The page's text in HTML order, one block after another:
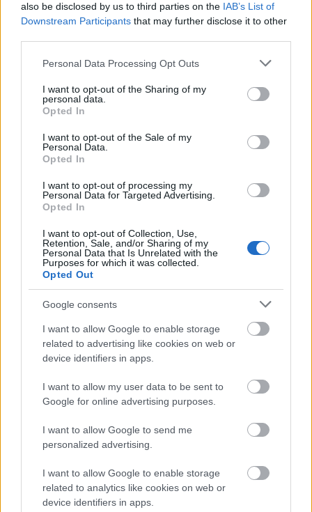
also be disclosed by us to third parties on the IAB’s List of
Downstream Participants that may further disclose it to other
Please note that this website/app uses one or more Google
not limited to your visit or usage behaviour. You may click to
grant or deny consent to Google and its third-party tags to
use your data for below specified purposes in below Google
consent section.
Personal Data Processing Opt Outs
I want to opt-out of the Sharing of my
personal data.
Opted In
I want to opt-out of the Sale of my
Personal Data.
Opted In
I want to opt-out of processing my
Personal Data for Targeted Advertising.
Opted In
I want to opt-out of Collection, Use,
Retention, Sale, and/or Sharing of my
Personal Data that Is Unrelated with the
Purposes for which it was collected.
Opted Out
Google consents
I want to allow Google to enable storage
related to advertising like cookies on web or
device identifiers in apps.
I want to allow my user data to be sent to
Google for online advertising purposes.
I want to allow Google to send me
personalized advertising.
I want to allow Google to enable storage
related to analytics like cookies on web or
device identifiers in apps.
- Az ötletet a színészek hívták elő. Az elmúlt évadban
A Tündérlaki lányok próbáin nagyon jól tudtunk
Zsuzsannával, Trokán Annával , és úgy érzem, jól
áll nekik majd ez a darab is. Ez a mű erőteljesen szól
mindenről, ami élet és ami életidegen, mély és
végletes érzelmeket lehet általa megmutatni a
színpadon. Az olvasópróbán is azt tapasztaltam,
hogy a színészek meg-megálltak, többször
visszalapoztak, felfedezték azokat a mai napig
érvényes gondolatokat, amelyeket a szöveg rejt.
"Olyan ez a mű, akár egy enciklopédia a férfi-nő